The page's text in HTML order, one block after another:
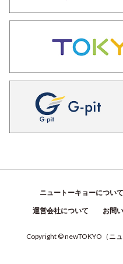
ニュートーキョーについて
運営会社について お問
Copyright © newTOKYO （ ニ